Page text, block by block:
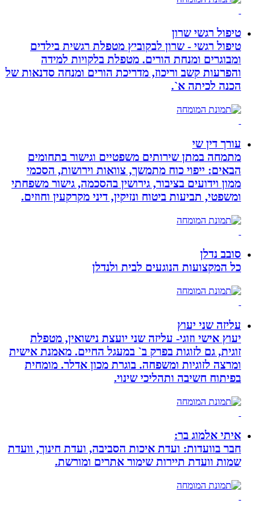
טיפול רגשי שרון
טיפול רגשי - שרון לבקוביץ מטפלת רגשית בילדים
ומבוגרים ומנחת הורים. מטפלת בלקויות למידה
והפרעות קשב וריכוז, מדריכת הורים ומנחה סדנאות של
הכנה לכיתה א`.
עורך דין שי
מתמחה במתן שירותים משפטיים וגישור בתחומים
הבאים: ייפוי כוח מתמשך, צוואות וירושות, הסכמי
ממון וידועים בציבור, גירושין בהסכמה, גישור משפחתי
ומשפטי, תביעות ביטוח ונזיקין, דיני מקרקעין וחוזים.
סובב נדלן
כל המקצועות הנוגעים לבית ולנדלן
עליזה שני יעוץ
יעוץ אישי וזוגי- עליזה שני יועצת נישואין, מטפלת
זוגית, גם לזוגות בפרק ב` במעגל החיים. מאמנת אישית
ומרצה לזוגיות ומשפחה. בוגרת מכון אדלר. מומחית
בפיתוח חשיבה ותהליכי שינוי.
איתי אלמוג בר:
חבר בוועדות: ועדת איכות הסביבה, ועדת חינוך, וועדת
שמות וועדת תיירות שימור אתרים ומורשת.